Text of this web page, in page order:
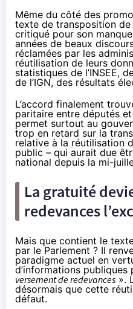
Même du côté des
texte de transposition
critiqué pour son
années de beaux
réclamées par les
réutilisation de leurs
statistiques de l’INSEE,
de l’IGN, des résultats
L’accord finalement
paritaire entre députés
permet surtout au
trop en retard sur la
relative à la réutilisation
public – qui aurait due
national depuis la mi-
La gratuité
redevances
Mais que contient le
par le Parlement ? Il
paradigme actuel en
d’informations publiques
versement de redevances ».
désormais que cette
défaut.